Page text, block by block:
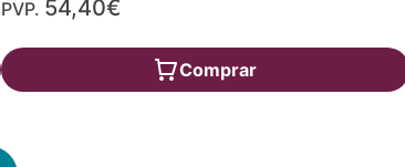
PVP. 54,40€
Comprar